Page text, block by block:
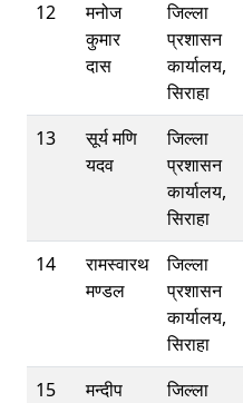
12
मनोज
कुमार
दास
जिल्ला
प्रशासन
कार्यालय,
सिराहा
13
सूर्य मणि
यदव
जिल्ला
प्रशासन
कार्यालय,
सिराहा
14
रामस्वारथ
मण्डल
जिल्ला
प्रशासन
कार्यालय,
सिराहा
15
मन्दीप
जिल्ला